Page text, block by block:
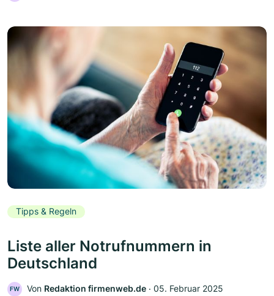
Tipps & Regeln
Liste aller Notrufnummern in
Deutschland
FW Von Redaktion firmenweb.de ‧ 05. Februar 2025